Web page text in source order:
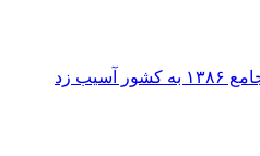
زد